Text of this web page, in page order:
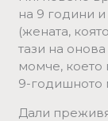
на 9 години
(жената,
тази на
момче, което
9-годишното
Дали